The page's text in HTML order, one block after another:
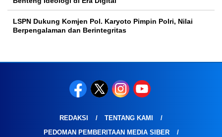
LSPN Dukung Komjen Pol. Karyoto Pimpin Polri, Nilai
Berpengalaman dan Berintegritas
REDAKSI
TENTANG KAMI
PEDOMAN PEMBERITAAN MEDIA SIBER